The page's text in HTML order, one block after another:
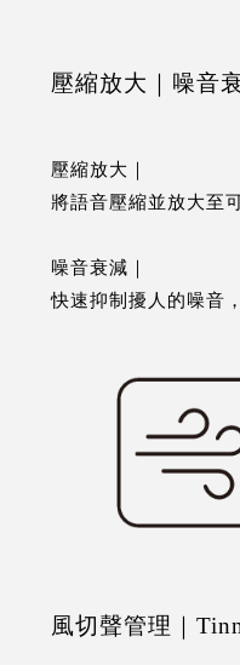
壓縮放大｜噪音
壓縮放大｜
將語音壓縮並放大至
噪音衰減｜
快速抑制擾人的噪音
風切聲管理｜